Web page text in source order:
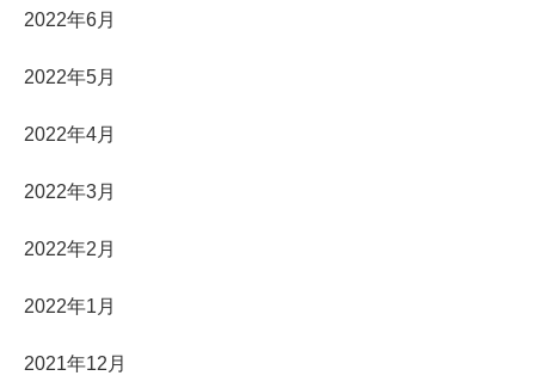
2022年6月
2022年5月
2022年4月
2022年3月
2022年2月
2022年1月
2021年12月